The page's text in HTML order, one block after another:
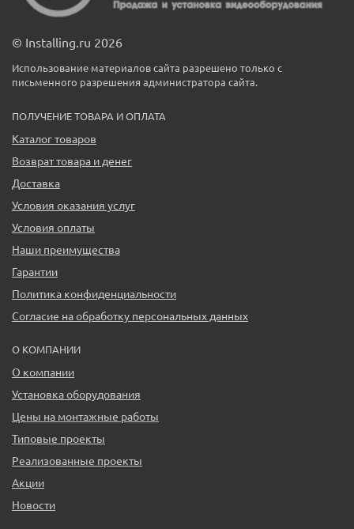
© Installing.ru 2026
Использование материалов сайта разрешено только с
письменного разрешения администратора сайта.
ПОЛУЧЕНИЕ ТОВАРА И ОПЛАТА
Каталог товаров
Возврат товара и денег
Доставка
Условия оказания услуг
Условия оплаты
Наши преимущества
Гарантии
Политика конфиденциальности
Согласие на обработку персональных данных
О КОМПАНИИ
О компании
Установка оборудования
Цены на монтажные работы
Типовые проекты
Реализованные проекты
Акции
Новости